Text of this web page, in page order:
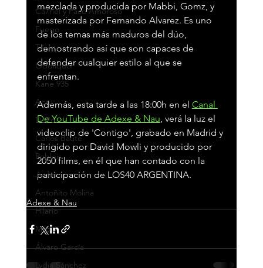
Ca7riel y Paco Amoroso
Fuego
Taichu
Oddliquor
Kane 935
Acru
DePol
Carlos Baute
Robleis
Jedet
Antoñito Molina
Hilario
Milo J
Álvaro García
Lydia Sánchez
mezclada y producida por Mabbi, Gomz, y
masterizada por Fernando Alvarez. Es uno
de los temas más maduros del dúo,
demostrando así que son capaces de
defender cualquier estilo al que se
enfrentan.
Además, esta tarde a las 18:00h en el Canal
De YouTube de Adexe & Nau, verá la luz el
videoclip de 'Contigo', grabado en Madrid y
dirigido por David Mowli y producido por
2050 films, en él que han contado con la
participación de LOS40 ARGENTINA.
Adexe & Nau